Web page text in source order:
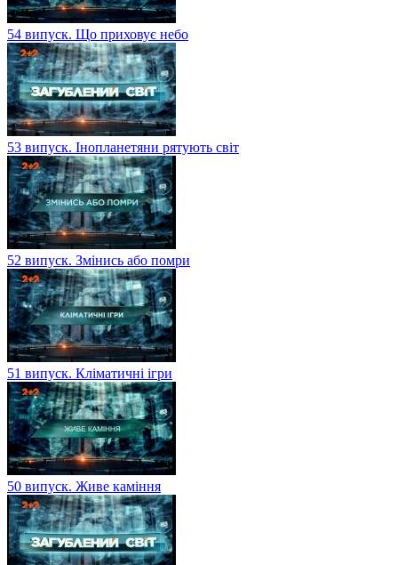
54 випуск. Що приховує небо
53 випуск. Інопланетяни рятують світ
52 випуск. Змінись або помри
51 випуск. Кліматичні ігри
50 випуск. Живе каміння